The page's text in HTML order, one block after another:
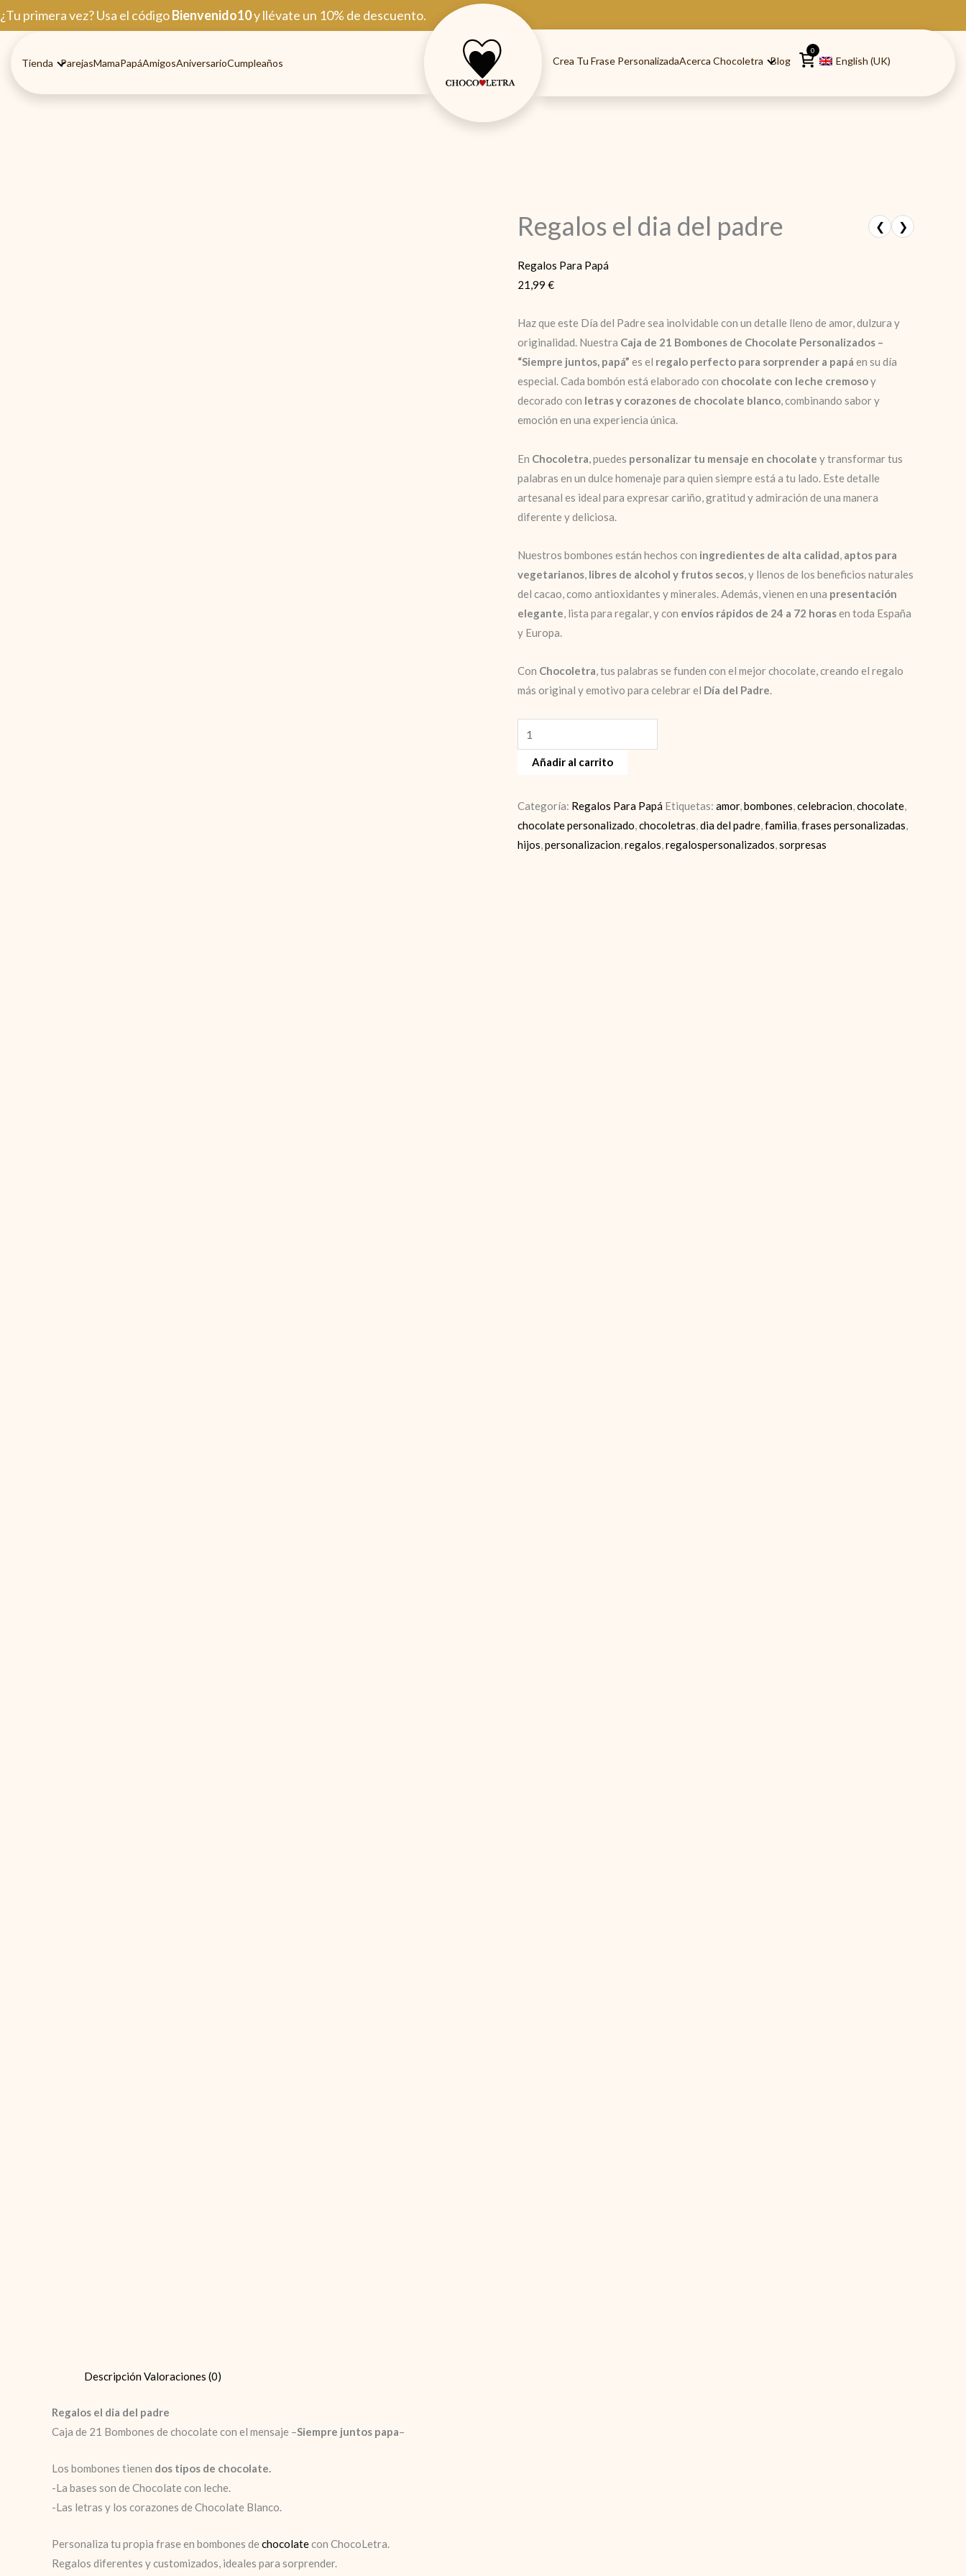
Ir
al
¿Tu primera vez? Usa el códigoBienvenido10y llévate un 10% de descuento.
Tienda ParejasMamaPapáAmigosAniversarioCumpleaños Crea Tu Frase PersonalizadaAcerca Chocoletra Blog
0
English (UK)
Regalos el dia del padre ❮ ❯
Regalos Para Papá
21,99 €
Haz que este Día del Padre sea inolvidable con un detalle lleno de amor, dulzura y
originalidad. Nuestra Caja de 21 Bombones de Chocolate Personalizados –
“Siempre juntos, papá” es el regalo perfecto para sorprender a papá en su día
especial. Cada bombón está elaborado con chocolate con leche cremosoy
decorado con letras y corazones de chocolate blanco, combinando sabor y
emoción en una experiencia única.
En Chocoletra , puedes personalizar tu mensaje en chocolate y transformar tus
palabras en un dulce homenaje para quien siempre está a tu lado. Este detalle
artesanal es ideal para expresar cariño, gratitud y admiración de una manera
diferente y deliciosa.
Nuestros bombones están hechos con ingredientes de alta calidad, aptos para
vegetarianos, libres de alcohol y frutos secos, y llenos de los beneficios naturales
del cacao, como antioxidantes y minerales. Además, vienen en una presentación
elegante, lista para regalar, y con envíos rápidos de 24 a 72 horasen toda España
y Europa.
Con Chocoletra, tus palabras se funden con el mejor chocolate, creando el regalo
más original y emotivo para celebrar el Día del Padre.
el
padre
cantidad
Añadir al carrito
Categoría: Regalos Para Papá Etiquetas: amor,bombones,celebracion,chocolate,
chocolate personalizado,chocoletras,dia del padre,familia,frases personalizadas,
hijos,personalizacion,regalos,regalospersonalizados,sorpresas
DescripciónValoraciones (0)
Regalos el dia del padre
Caja de 21 Bombones de chocolate con el mensaje –Siempre juntos papa–
Los bombones tienen dos tipos de chocolate.
-La bases son de Chocolate con leche.
-Las letras y los corazones de Chocolate Blanco.
Personaliza tu propia frase en bombones de chocolatecon ChocoLetra.
Regalos diferentes y customizados, ideales para sorprender.